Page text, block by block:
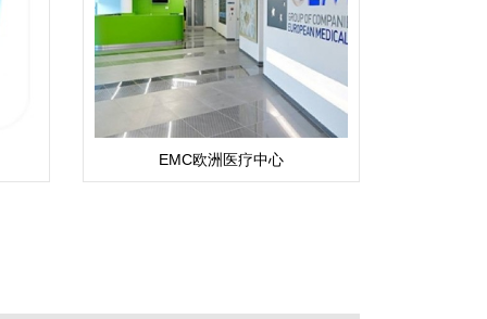
EMC欧洲医疗中心